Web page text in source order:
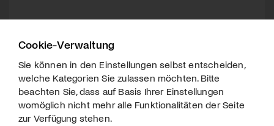
Cookie-Verwaltung
Sie können in den Einstellungen selbst entscheiden,
welche Kategorien Sie zulassen möchten. Bitte
beachten Sie, dass auf Basis Ihrer Einstellungen
womöglich nicht mehr alle Funktionalitäten der Seite
zur Verfügung stehen.